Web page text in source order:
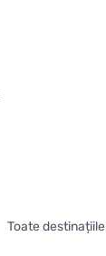
Toate destinațiile